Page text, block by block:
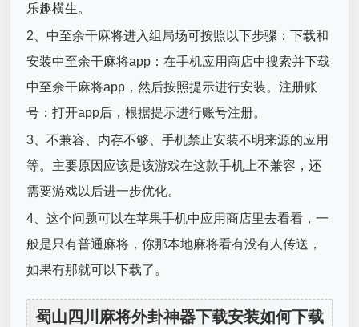
乐趣横生。
2、中至余干麻将进入组局场可按照以下步骤：下载和
安装中至余干麻将app：在手机应用商店中搜索并下载
中至余干麻将app，然后按照提示进行安装。注册账
号：打开app后，根据提示进行账号注册。
3、不兼容、内存不够、手机禁止安装不明来源的应用
等。主要原因应该是该游戏在这款手机上不兼容，还
需要游戏以后进一步优化。
4、这个问题可以在苹果手机中应用商店里去看看，一
般是只有普通麻将，你那本地麻将看有没有人传送，
如果有那就可以下载了。
蜀山四川麻将外卦神器下载安装如何下载